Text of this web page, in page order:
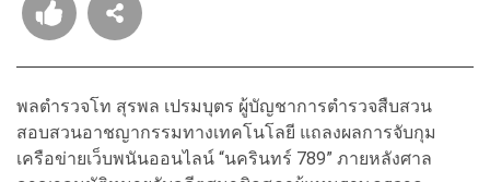
พลตำรวจโท สุรพล เปรมบุตร ผู้บัญชาการตำรวจสืบสวน
สอบสวนอาชญากรรมทางเทคโนโลยี แถลงผลการจับกุม
เครือข่ายเว็บพนันออนไลน์ “นครินทร์ 789” ภายหลังศาล